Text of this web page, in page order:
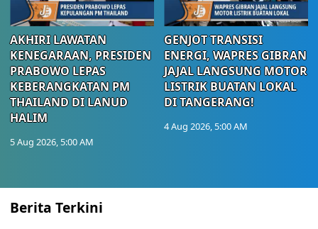
AKHIRI LAWATAN
KENEGARAAN, PRESIDEN
PRABOWO LEPAS
KEBERANGKATAN PM
THAILAND DI LANUD
HALIM
5 Aug 2026, 5:00 AM
GENJOT TRANSISI
ENERGI, WAPRES GIBRAN
JAJAL LANGSUNG MOTOR
LISTRIK BUATAN LOKAL
DI TANGERANG!
4 Aug 2026, 5:00 AM
Berita Terkini